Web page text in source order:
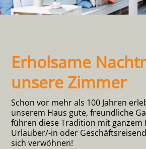
Erholsame
unsere Zimmer
Schon vor mehr als 100 Jahren
unserem Haus gute, freundliche
führen diese Tradition mit ganzem
Urlauber/-in oder
sich verwöhnen!